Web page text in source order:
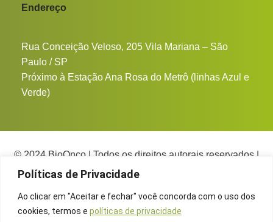
Políticas de Privacidade
Ao clicar em "Aceitar e fechar" você concorda com o uso dos
cookies, termos e políticas de privacidade
Endereço
Rua Conceição Veloso, 205 Vila Mariana – São
Paulo / SP
Próximo à Estação Ana Rosa do Metrô (linhas Azul e
Verde)
© 2024 BioOnco | Todos os direitos autorais reservados |
CNPJ 26.151.148/0001-10
Políticas de privacidade
termos e condições de